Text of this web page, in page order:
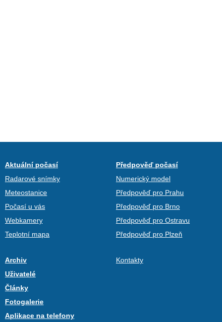
Aktuální počasí
Radarové snímky
Meteostanice
Počasí u vás
Webkamery
Teplotní mapa
Předpověď počasí
Numerický model
Předpověď pro Prahu
Předpověď pro Brno
Předpověď pro Ostravu
Předpověď pro Plzeň
Archiv
Uživatelé
Články
Fotogalerie
Aplikace na telefony
Kontakty